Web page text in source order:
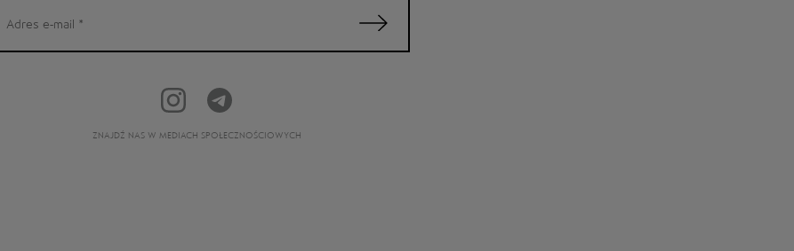
ZNAJDŹ NAS W MEDIACH SPOŁECZNOŚCIOWYCH